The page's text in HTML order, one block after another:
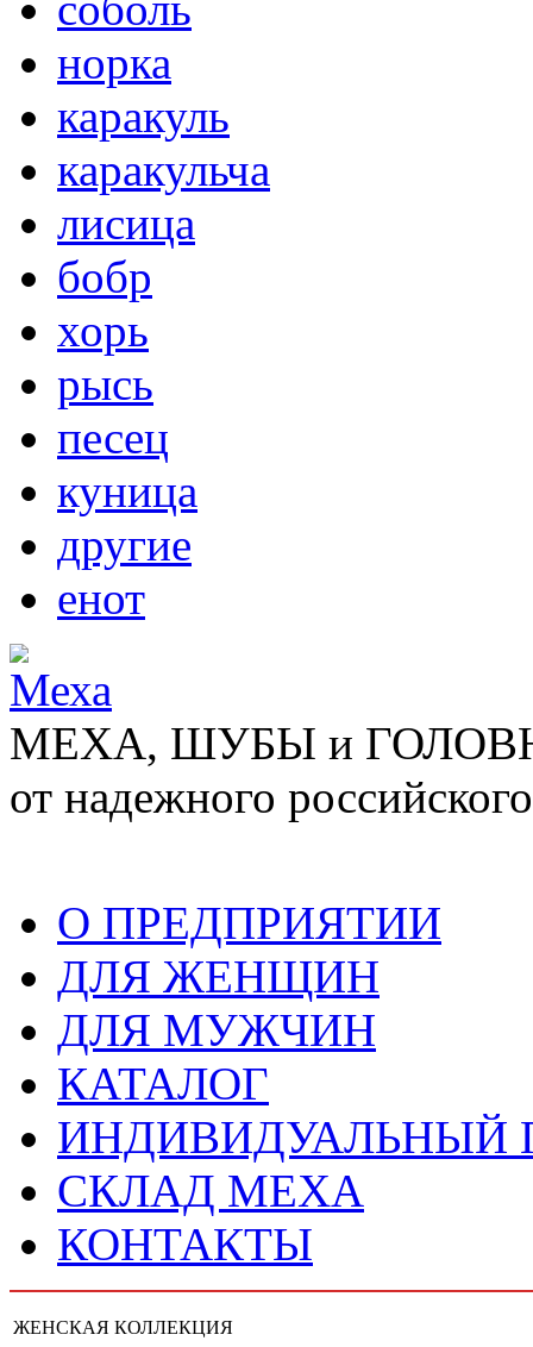
норка
каракуль
каракульча
лисица
бобр
хорь
рысь
песец
куница
другие
енот
МЕХА, ШУБЫ и
от надежного
О ПРЕДПРИЯТИИ
ДЛЯ ЖЕНЩИН
ДЛЯ МУЖЧИН
КАТАЛОГ
ИНДИВИДУАЛЬНЫЙ
СКЛАД МЕХА
КОНТАКТЫ
ЖЕНСКАЯ КОЛЛЕКЦИЯ